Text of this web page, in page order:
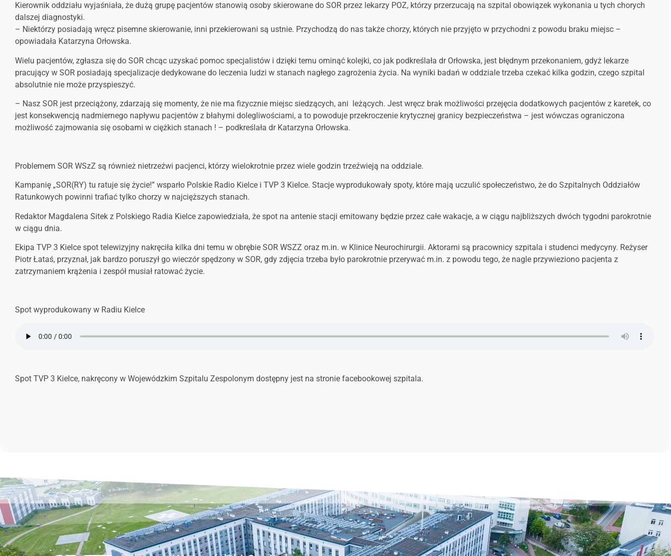
Kierownik oddziału wyjaśniała, że dużą grupę pacjentów stanowią osoby skierowane do SOR przez lekarzy POZ, którzy przerzucają na szpital obowiązek wykonania u tych chorych
dalszej diagnostyki.
– Niektórzy posiadają wręcz pisemne skierowanie, inni przekierowani są ustnie. Przychodzą do nas także chorzy, których nie przyjęto w przychodni z powodu braku miejsc –
opowiadała Katarzyna Orłowska.
Wielu pacjentów, zgłasza się do SOR chcąc uzyskać pomoc specjalistów i dzięki temu ominąć kolejki, co jak podkreślała dr Orłowska, jest błędnym przekonaniem, gdyż lekarze
pracujący w SOR posiadają specjalizacje dedykowane do leczenia ludzi w stanach nagłego zagrożenia życia. Na wyniki badań w oddziale trzeba czekać kilka godzin, czego szpital
absolutnie nie może przyspieszyć.
– Nasz SOR jest przeciążony, zdarzają się momenty, że nie ma fizycznie miejsc siedzących, ani leżących. Jest wręcz brak możliwości przejęcia dodatkowych pacjentów z karetek, co
jest konsekwencją nadmiernego napływu pacjentów z błahymi dolegliwościami, a to powoduje przekroczenie krytycznej granicy bezpieczeństwa – jest wówczas ograniczona
możliwość zajmowania się osobami w ciężkich stanach ! – podkreślała dr Katarzyna Orłowska.
Problemem SOR WSzZ są również nietrzeźwi pacjenci, którzy wielokrotnie przez wiele godzin trzeźwieją na oddziale.
Kampanię „SOR(RY) tu ratuje się życie!” wsparło Polskie Radio Kielce i TVP 3 Kielce. Stacje wyprodukowały spoty, które mają uczulić społeczeństwo, że do Szpitalnych Oddziałów
Ratunkowych powinni trafiać tylko chorzy w najcięższych stanach.
Redaktor Magdalena Sitek z Polskiego Radia Kielce zapowiedziała, że spot na antenie stacji emitowany będzie przez całe wakacje, a w ciągu najbliższych dwóch tygodni parokrotnie
w ciągu dnia.
Ekipa TVP 3 Kielce spot telewizyjny nakręciła kilka dni temu w obrębie SOR WSZZ oraz m.in. w Klinice Neurochirurgii. Aktorami są pracownicy szpitala i studenci medycyny. Reżyser
Piotr Łataś, przyznał, jak bardzo poruszył go wieczór spędzony w SOR, gdy zdjęcia trzeba było parokrotnie przerywać m.in. z powodu tego, że nagle przywieziono pacjenta z
zatrzymaniem krążenia i zespół musiał ratować życie.
Spot wyprodukowany w Radiu Kielce
Spot TVP 3 Kielce, nakręcony w Wojewódzkim Szpitalu Zespolonym dostępny jest na stronie facebookowej szpitala.